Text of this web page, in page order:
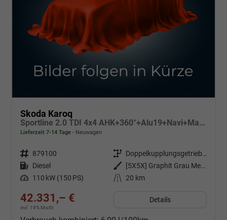
Skoda Karoq
Sportline 2.0 TDI 4x4 AHK+360°+Alu19+Navi+Matrix+Winter+eHeck+Lounge+ACC+GV5
Lieferzeit 7-14 Tage Neuwagen
Fahrzeugnr. 879100 Getriebe
Doppelkupplungsgetriebe (DSG)
Kraftstoff Diesel Außenfarbe
[5X5X] Graphit Grau Metallic
Leistung 110 kW (150 PS) Kilometerstand 20 km
42.331,– €
incl. 19% MwSt.
Details